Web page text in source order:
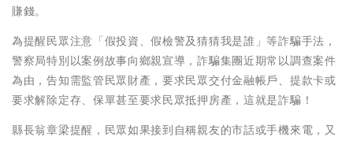
賺錢。
為提醒民眾注意「假投資、假檢警及猜猜我是誰」等詐騙手法，
警察局特別以案例故事向鄉親宣導，詐騙集團近期常以調查案件
為由，告知需監管民眾財產，要求民眾交付金融帳戶、提款卡或
要求解除定存、保單甚至要求民眾抵押房產，這就是詐騙！
縣長翁章梁提醒，民眾如果接到自稱親友的市話或手機來電，又